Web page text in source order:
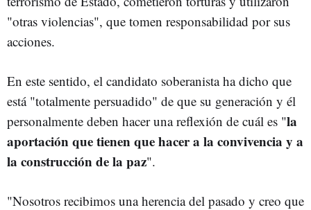
"otras violencias", que tomen responsabilidad por sus
acciones.
En este sentido, el candidato soberanista ha dicho que
está "totalmente persuadido" de que su generación y él
personalmente deben hacer una reflexión de cuál es "la
aportación que tienen que hacer a la convivencia y a
la construcción de la paz".
"Nosotros recibimos una herencia del pasado y creo que